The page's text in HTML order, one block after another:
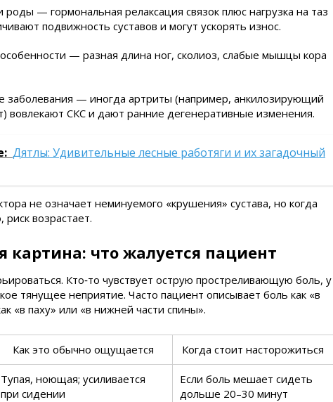
— гормональная релаксация связок плюс нагрузка на таз
подвижность суставов и могут ускорять износ.
— разная длина ног, сколиоз, слабые мышцы кора
заболевания — иногда артриты (например, анкилозирующий
вовлекают СКС и дают ранние дегенеративные изменения.
Дятлы: Удивительные лесные работяги и их загадочный
не означает неминуемого «крушения» сустава, но когда
риск возрастает.
картина: что жалуется пациент
Кто‑то чувствует острую простреливающую боль, у
тянущее неприятие. Часто пациент описывает боль как «в
«в паху» или «в нижней части спины».
Как это обычно ощущается Когда стоит насторожиться
Тупая, ноющая; усиливается
при сидении
Если боль мешает сидеть
дольше 20–30 минут